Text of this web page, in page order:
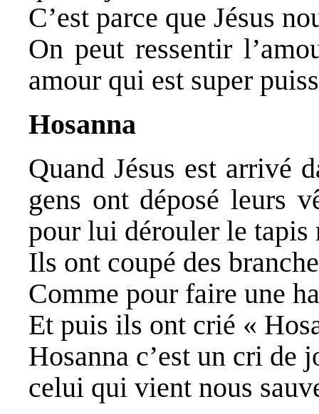
C’est parce que Jésus
On peut ressentir
amour qui est super
Hosanna
Quand Jésus est arrivé
gens ont déposé leurs
pour lui dérouler le tapis
Ils ont coupé des
Comme pour faire une
Et puis ils ont crié «
Hosanna c’est un cri de
celui qui vient nous